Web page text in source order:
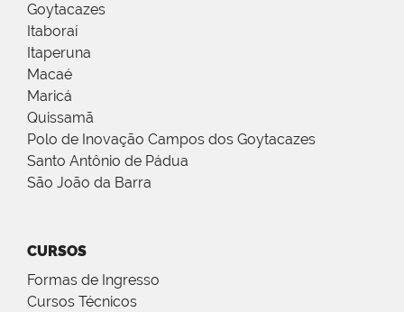
Goytacazes
Itaboraí
Itaperuna
Macaé
Maricá
Quissamã
Polo de Inovação Campos dos Goytacazes
Santo Antônio de Pádua
São João da Barra
CURSOS
Formas de Ingresso
Cursos Técnicos